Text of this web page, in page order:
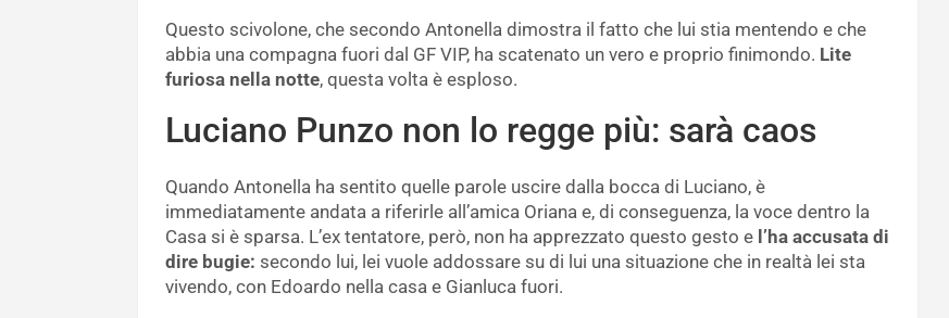
Questo scivolone, che secondo Antonella dimostra il fatto che lui stia mentendo e che
abbia una compagna fuori dal GF VIP, ha scatenato un vero e proprio finimondo. Lite
furiosa nella notte, questa volta è esploso.
Luciano Punzo non lo regge più: sarà caos
Quando Antonella ha sentito quelle parole uscire dalla bocca di Luciano, è
immediatamente andata a riferirle all’amica Oriana e, di conseguenza, la voce dentro la
Casa si è sparsa. L’ex tentatore, però, non ha apprezzato questo gesto e l’ha accusata di
dire bugie: secondo lui, lei vuole addossare su di lui una situazione che in realtà lei sta
vivendo, con Edoardo nella casa e Gianluca fuori.